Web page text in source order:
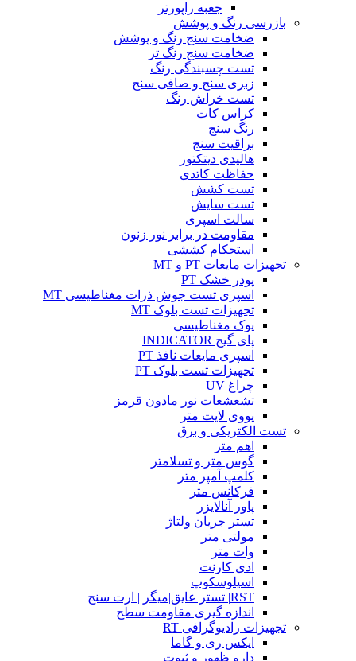
جعبه راپورتر
بازرسی رنگ و پوشش
ضخامت سنج رنگ و پوشش
ضخامت سنج رنگ تر
تست چسبندگی رنگ
زبری سنج و صافی سنج
تست خراش رنگ
کراس کات
رنگ سنج
براقیت سنج
هالیدی دیتکتور
حفاظت کاتدی
تست کشش
تست سایش
سالت اسپری
مقاومت در برابر نور زنون
استحکام کششی
تجهیزات مایعات PT و MT
پودر خشک PT
اسپری تست جوش ذرات مغناطیسی MT
تجهیزات تست بلوک MT
یوک مغناطیسی
پای گیج INDICATOR
اسپری مایعات نافذ PT
تجهیزات تست بلوک PT
چراغ UV
تشعشعات نور مادون قرمز
یووی لایت متر
تست الکتریکی و برق
اهم متر
گوس متر و تسلامتر
کلمپ آمپر متر
فرکانس متر
پاور آنالایزر
تستر جریان ولتاژ
مولتی متر
وات متر
ادی کارنت
اسیلوسکوپ
RST| تستر عایق|میگر | ارت سنج
اندازه گیری مقاومت سطح
تجهیزات رادیوگرافی RT
ایکس ری و گاما
دارو ظهور و ثبوت